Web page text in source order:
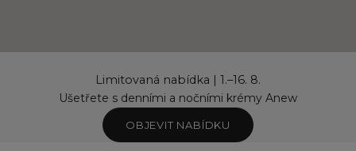
Limitovaná nabídka | 1.–16. 8.
Ušetřete s denními a nočními krémy Anew
OBJEVIT NABÍDKU